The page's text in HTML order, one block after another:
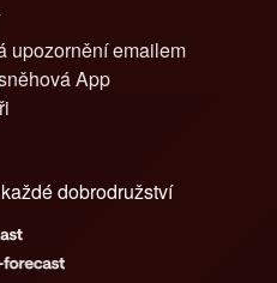
upozornění emailem
App
každé dobrodružství